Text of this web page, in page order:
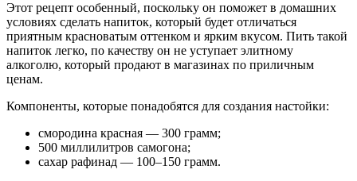
Этот рецепт особенный, поскольку он поможет в домашних
условиях сделать напиток, который будет отличаться
приятным красноватым оттенком и ярким вкусом. Пить такой
напиток легко, по качеству он не уступает элитному
алкоголю, который продают в магазинах по приличным
ценам.
Компоненты, которые понадобятся для создания настойки:
смородина красная — 300 грамм;
500 миллилитров самогона;
сахар рафинад — 100–150 грамм.